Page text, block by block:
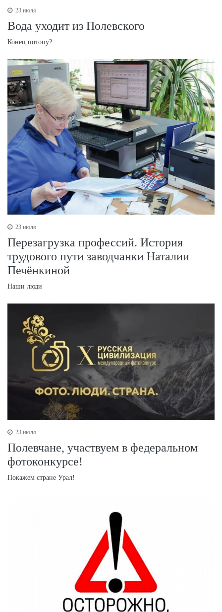
23 июля
Вода уходит из Полевского
Конец потопу?
23 июля
Перезагрузка профессий. История
трудового пути заводчанки Наталии
Печёнкиной
Наши люди
23 июля
Полевчане, участвуем в федеральном
фотоконкурсе!
Покажем стране Урал!